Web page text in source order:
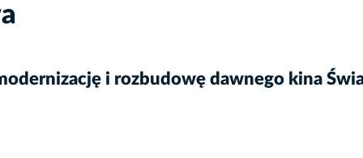
i rozbudowę dawnego kina